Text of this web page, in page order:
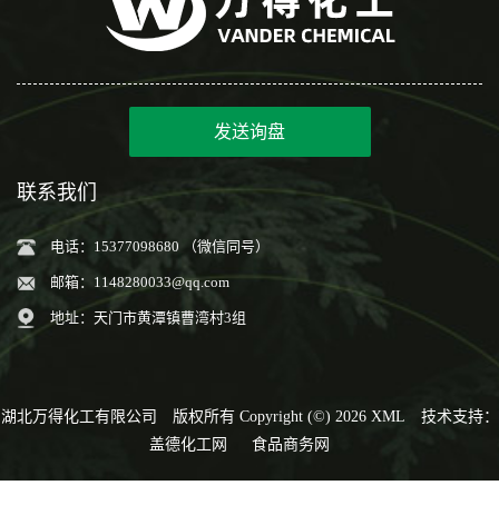
发送询盘
联系我们
电话：15377098680 （微信同号）
邮箱： 1148280033@qq.com
地址：天门市黄潭镇曹湾村3组
湖北万得化工有限公司 版权所有 Copyright (©) 2026 XML
技术支持：
盖德化工网
食品商务网